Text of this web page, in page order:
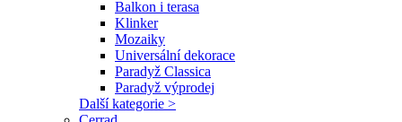
Balkon i terasa
Klinker
Mozaiky
Universální dekorace
Paradyž Classica
Paradyž výprodej
Další kategorie >